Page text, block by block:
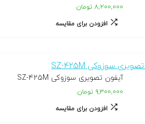
۸,۲۰۰,۰۰۰ تومان
افزودن برای مقایسه
آیفون تصویری سوزوکی SZ-425M
۹,۳۰۰,۰۰۰ تومان
افزودن برای مقایسه